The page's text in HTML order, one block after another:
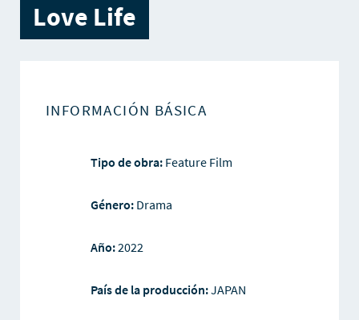
Love Life
INFORMACIÓN BÁSICA
Tipo de obra:Feature Film
Género:Drama
Año:2022
País de la producción:JAPAN